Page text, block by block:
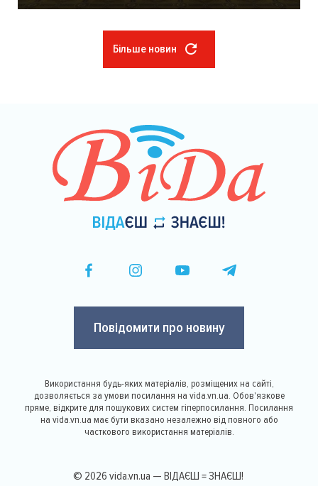
Більше новин
Повідомити про новину
Використання будь-яких матеріалів, розміщених на сайті,
дозволяється за умови посилання на vida.vn.ua. Обов'язкове
пряме, відкрите для пошукових систем гіперпосилання. Посилання
на vida.vn.ua має бути вказано незалежно від повного або
часткового використання матеріалів.
© 2026 vida.vn.ua — ВІДАЄШ = ЗНАЄШ!